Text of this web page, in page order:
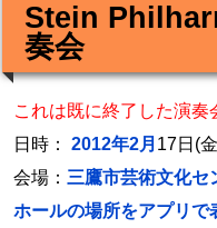
Stein
奏会
これは既に終了した演奏
日時： 2012年2月 17日(
会場： 三鷹市芸術文化
ホールの場所をアプリで